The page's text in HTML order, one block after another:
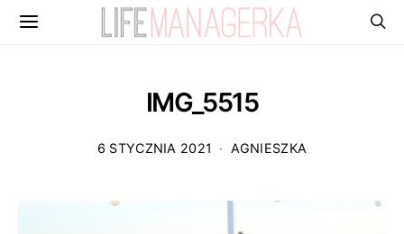
IMG_5515
6 STYCZNIA 2021 AGNIESZKA